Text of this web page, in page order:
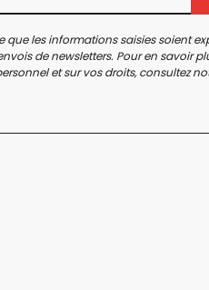
que les informations saisies soient
de newsletters. Pour en savoir
et sur vos droits, consultez